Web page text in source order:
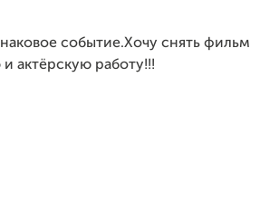
событие.Хочу снять фильм
актёрскую работу!!!